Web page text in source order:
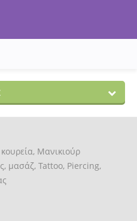
Μανικιούρ
μασάζ, Tattoo, Piercing,